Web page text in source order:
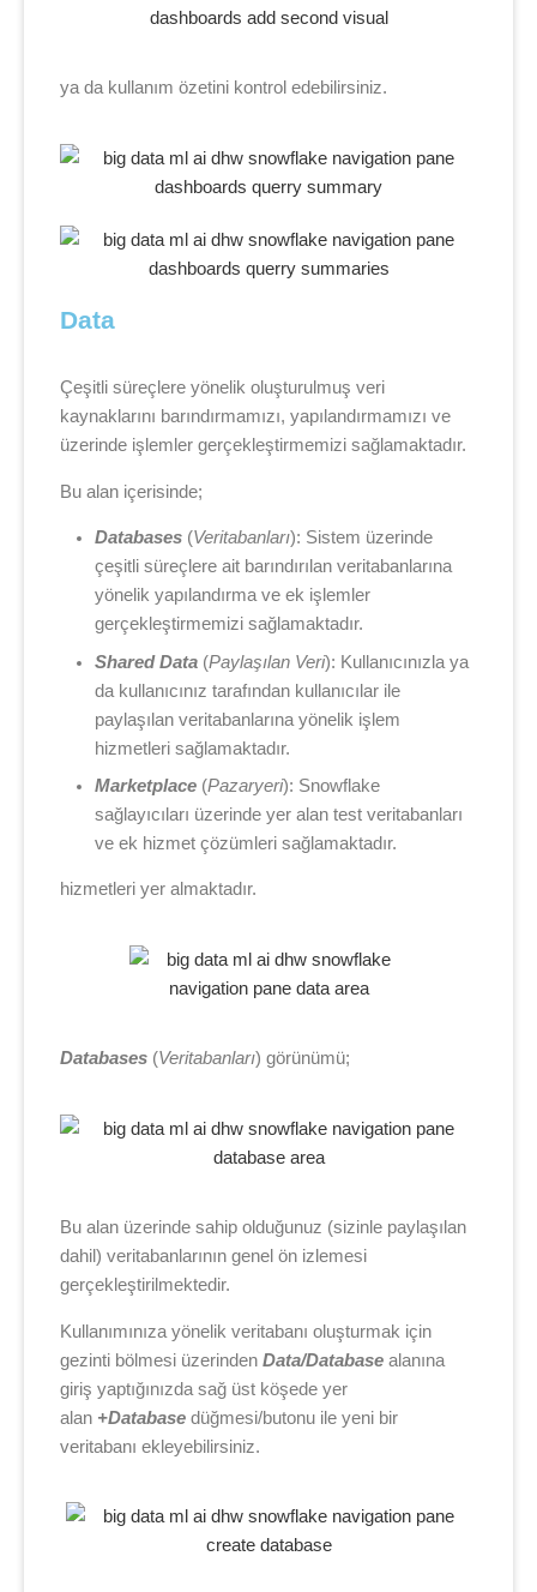
ya da kullanım özetini kontrol edebilirsiniz.
Data
Çeşitli süreçlere yönelik oluşturulmuş veri
kaynaklarını barındırmamızı, yapılandırmamızı ve
üzerinde işlemler gerçekleştirmemizi sağlamaktadır.
Bu alan içerisinde;
Databases (Veritabanları): Sistem üzerinde
çeşitli süreçlere ait barındırılan veritabanlarına
yönelik yapılandırma ve ek işlemler
gerçekleştirmemizi sağlamaktadır.
Shared Data (Paylaşılan Veri): Kullanıcınızla ya
da kullanıcınız tarafından kullanıcılar ile
paylaşılan veritabanlarına yönelik işlem
hizmetleri sağlamaktadır.
Marketplace (Pazaryeri): Snowflake
sağlayıcıları üzerinde yer alan test veritabanları
ve ek hizmet çözümleri sağlamaktadır.
hizmetleri yer almaktadır.
Databases (Veritabanları) görünümü;
Bu alan üzerinde sahip olduğunuz (sizinle paylaşılan
dahil) veritabanlarının genel ön izlemesi
gerçekleştirilmektedir.
Kullanımınıza yönelik veritabanı oluşturmak için
gezinti bölmesi üzerinden Data/Database alanına
giriş yaptığınızda sağ üst köşede yer
alan +Database düğmesi/butonu ile yeni bir
veritabanı ekleyebilirsiniz.